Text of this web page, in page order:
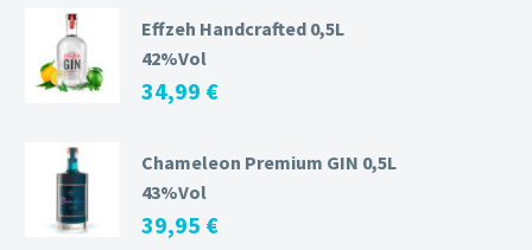
Effzeh Handcrafted 0,5L
42%Vol
34,99 €
Chameleon Premium GIN 0,5L
43%Vol
39,95 €